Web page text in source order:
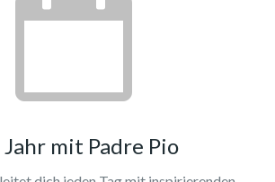
Jahr mit Padre Pio